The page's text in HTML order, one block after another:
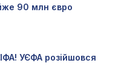
90 млн євро
УЄФА розійшовся